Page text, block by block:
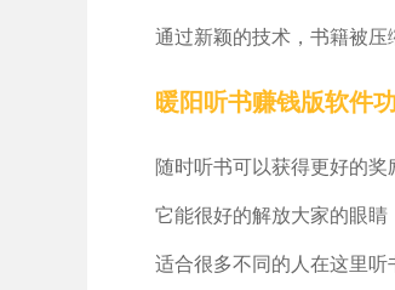
通过新颖的技术，书籍被压
暖阳听书赚钱版软件
随时听书可以获得更好的
它能很好的解放大家的眼
适合很多不同的人在这里